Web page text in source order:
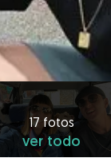
17 fotos
ver todo